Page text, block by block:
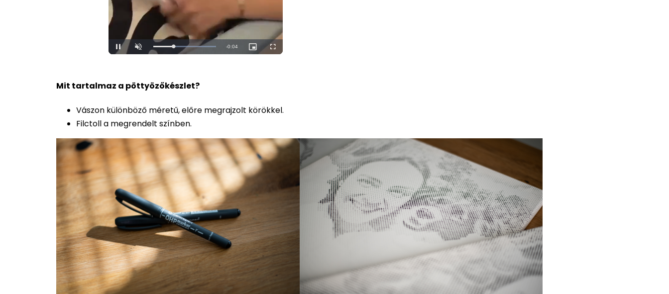
Unmute Loaded:
100.00%
Mit tartalmaz a pöttyözőkészlet?
Vászon különböző méretű, előre megrajzolt körökkel.
Filctoll a megrendelt színben.